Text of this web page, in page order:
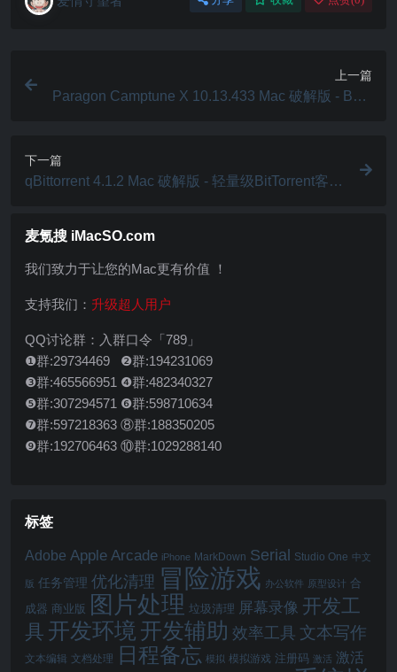
上一篇
Paragon Camptune X 10.13.433 Mac 破解版 - Boot
下一篇
qBittorrent 4.1.2 Mac 破解版 - 轻量级BitTorrent客户
麦氪搜 iMacSO.com
我们致力于让您的Mac更有价值 ！
支持我们： 升级超人用户
QQ讨论群：入群口令「789」
❶群:29734469 ❷群:194231069
❸群:465566951 ❹群:482340327
❺群:307294571 ❻群:598710634
❼群:597218363 ⑧群:188350205
❾群:192706463 ⑩群:1029288140
标签
Adobe Apple Arcade iPhone MarkDown Serial Studio One 中文
版 任务管理 优化清理 冒险游戏 办公软件 原型设计 合
成器 商业版 图片处理 垃圾清理 屏幕录像 开发工
具 开发环境 开发辅助 效率工具 文本写作
文本编辑 文档处理 日程备忘 模拟 模拟游戏 注册码 激活 激活